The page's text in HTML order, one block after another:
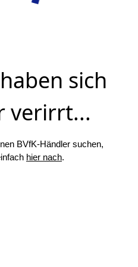
sich
verirrt...
BVfK-Händler suchen,
hier nach.